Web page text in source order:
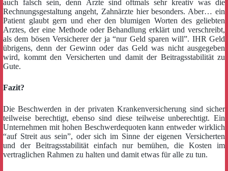
auch falsch sein, denn Ärzte sind oftmals sehr kreativ was die
Rechnungsgestaltung angeht, Zahnärzte hier besonders. Aber… ein
Patient glaubt gern und eher den blumigen Worten des geliebten
Arztes, der eine Methode oder Behandlung erklärt und verschreibt,
als dem bösen Versicherer der ja “nur Geld sparen will”. IHR Geld
übrigens, denn der Gewinn oder das Geld was nicht ausgegeben
wird, kommt den Versicherten und damit der Beitragsstabilität zu
Gute.
Fazit?
Die Beschwerden in der privaten Krankenversicherung sind sicher
teilweise berechtigt, ebenso sind diese teilweise unberechtigt. Ein
Unternehmen mit hohen Beschwerdequoten kann entweder wirklich
“auf Streit aus sein”, oder sich im Sinne der eigenen Versicherten
und der Beitragsstabilität einfach nur bemühen, die Kosten im
vertraglichen Rahmen zu halten und damit etwas für alle zu tun.